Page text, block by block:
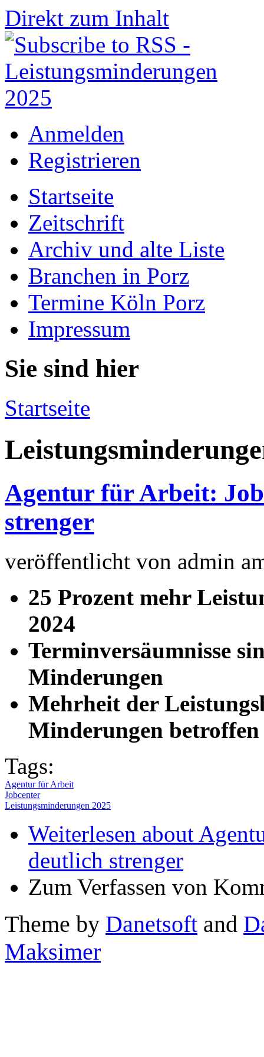
Direkt zum Inhalt
Anmelden
Registrieren
Startseite
Zeitschrift
Archiv und alte Liste
Branchen in Porz
Termine Köln Porz
Impressum
Sie sind hier
Startseite
Agentur für Arbeit:
strenger
veröffentlicht von admin
25 Prozent mehr
2024
Terminversäumnisse
Minderungen
Mehrheit der
Minderungen betroffen
Tags:
Agentur für Arbeit
Jobcenter
Leistungsminderungen 2025
Weiterlesen about
deutlich strenger
Zum Verfassen von
Theme by Danetsoft and
Maksimer